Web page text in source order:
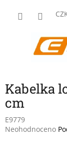
Kabelka
cm
E9779
Průměrné
Neohodnoceno